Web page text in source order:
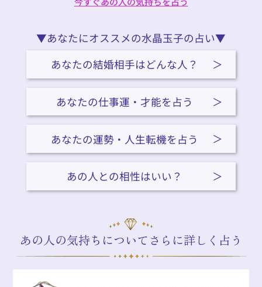
▼あなたにオススメの水晶玉子の占い▼
あなたの結婚相手はどんな人？
あなたの仕事運・才能を占う
あなたの運勢・人生転機を占う
あの人との相性はいい？
あの人の気持ちについてさらに詳しく占う